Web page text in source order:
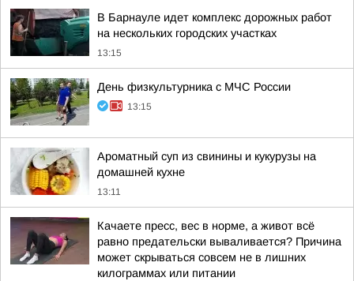
В Барнауле идет комплекс дорожных работ
на нескольких городских участках
13:15
День физкультурника с МЧС России
13:15
Ароматный суп из свинины и кукурузы на
домашней кухне
13:11
Качаете пресс, вес в норме, а живот всё
равно предательски вываливается? Причина
может скрываться совсем не в лишних
килограммах или питании